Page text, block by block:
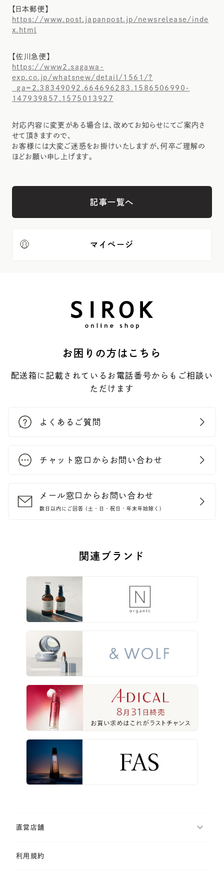
【日本郵便】
https://www.post.japanpost.jp/newsrelease/inde
x.html
【佐川急便】
https://www2.sagawa-
exp.co.jp/whatsnew/detail/1561/?
_ga=2.38349092.664696283.1586506990-
147939857.1575013927
対応内容に変更がある場合は、改めてお知らせにてご案内さ
せて頂きますので、
お客様には大変ご迷惑をお掛けいたしますが、何卒ご理解の
ほどお願い申し上げます。
記事一覧へ
マイページ
お困りの方はこちら
配送箱に記載されているお電話番号からもご相談い
ただけます
よくあるご質問
チャット窓口からお問い合わせ
メール窓口からお問い合わせ
数日以内にご回答 (土・日・祝日・年末年始除く)
関連ブランド
直営店舗
利用規約